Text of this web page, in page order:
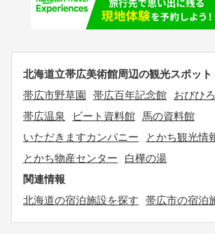
北海道立帯広美術館周辺の観光スポット
帯広市野草園
帯広百年記念館
おびひ
帯広温泉
ビート資料館
馬の資料館
いただきますカンパニー
とかち観光情
とかち物産センター
白樺の湯
関連情報
北海道の宿泊施設を探す
帯広市の宿泊